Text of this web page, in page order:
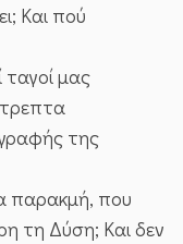
Και πού
ταγοί μας
της
παρακμή, που
τη Δύση; Και δεν